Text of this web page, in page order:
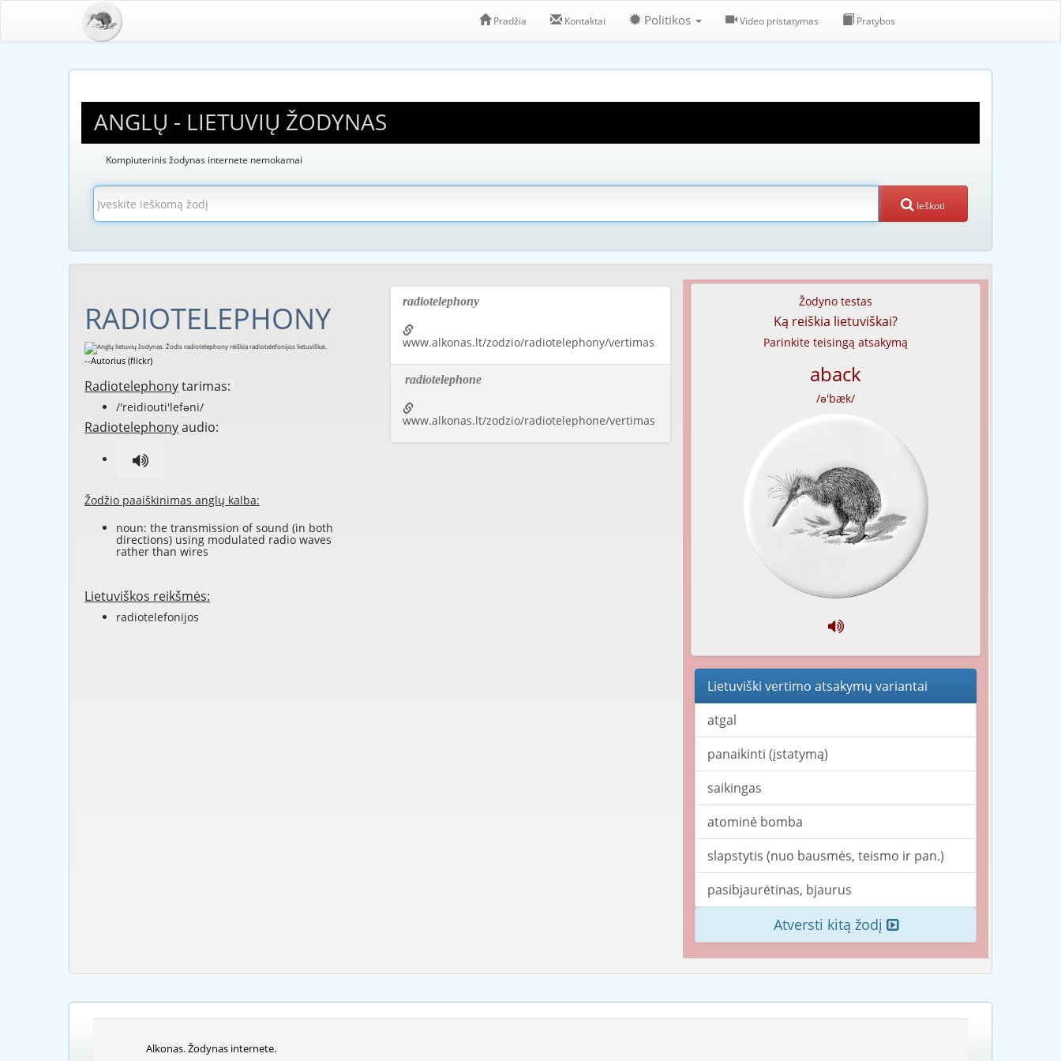
Pradžia Kontaktai Politikos Video pristatymas Pratybos
ANGLŲ - LIETUVIŲ ŽODYNAS
Kompiuterinis žodynas internete nemokamai
Ieškoti
RADIOTELEPHONY
--Autorius (flickr)
Radiotelephonytarimas:
/'reidiouti'lefəni/
Radiotelephonyaudio:
Žodžio paaiškinimas anglų kalba:
noun: the transmission ofsound (in both
directions) using modulated radio waves
rather than wires
Lietuviškos reikšmės:
radiotelefonijos
radiotelephony
www.alkonas.lt/zodzio/radiotelephony/vertimas
radiotelephone
www.alkonas.lt/zodzio/radiotelephone/vertimas
Žodyno testas
Ką reiškia lietuviškai?
Parinkite teisingą atsakymą
aback
/ə'bæk/
Lietuviški vertimo atsakymų variantai
atgal
panaikinti (įstatymą)
saikingas
atominė bomba
slapstytis (nuo bausmės, teismo ir pan.)
pasibjaurėtinas, bjaurus
Atversti kitą žodį
Alkonas. Žodynas internete.